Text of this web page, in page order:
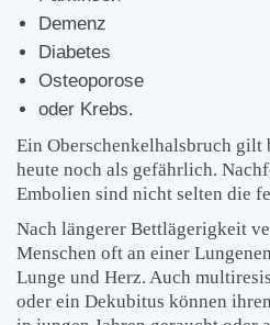
Demenz
Diabetes
Osteoporose
oder Krebs.
Ein Oberschenkelhalsbruch gilt
heute noch als gefährlich.
Embolien sind nicht selten die
Nach längerer Bettlägerigkeit
Menschen oft an einer
Lunge und Herz. Auch
oder ein Dekubitus können